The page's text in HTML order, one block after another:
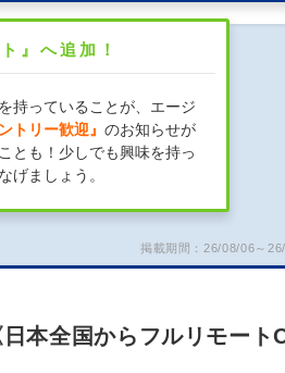
』へ追加！
持っていることが、エージ
トリー歓迎』 のお知らせが
とも！少しでも興味を持っ
ましょう。
掲載期間：26/08/06～
本全国からフルリモート